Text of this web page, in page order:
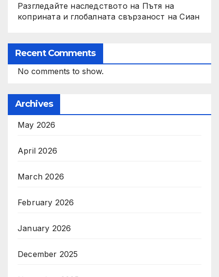
Разгледайте наследството на Пътя на
коприната и глобалната свързаност на Сиан
Recent Comments
No comments to show.
Archives
May 2026
April 2026
March 2026
February 2026
January 2026
December 2025